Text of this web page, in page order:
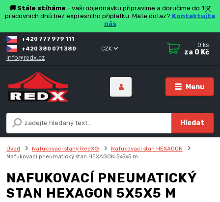
🚚 Stále stíháme - vaši objednávku připravíme a doručíme do 1-2
pracovních dnů bez expresního příplatku. Máte dotaz? Kontaktujte
nás
Menu
CZK
Hledat
+420 777 979 111
+420 380 071 380
info@redx.cz
0 ks
za 0 Kč
Úvod Nafukovací stany RedX®
Nafukovací stan HEXAGON
Nafukovací pneumatický stan HEXAGON 5x5x5 m
NAFUKOVACÍ PNEUMATICKÝ
STAN HEXAGON 5X5X5 M